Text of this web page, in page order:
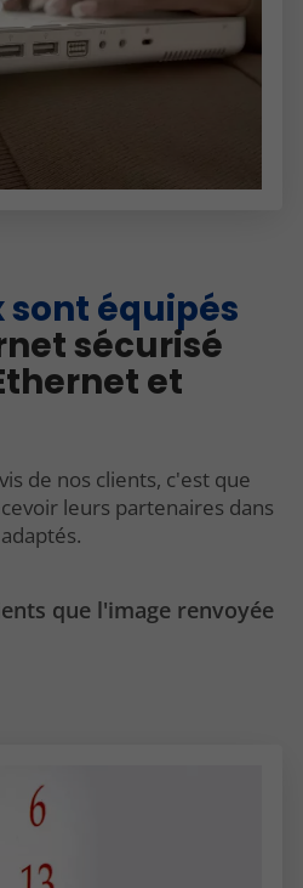
sont équipés
sécurisé
et
de nos clients, c'est que
leurs partenaires dans
que l'image renvoyée